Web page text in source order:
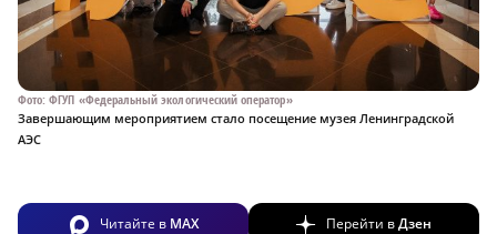
Фото: ФГУП «Федеральный экологический оператор»
Завершающим мероприятием стало посещение музея Ленинградской
АЭС
Читайте в MAX Перейти вДзен